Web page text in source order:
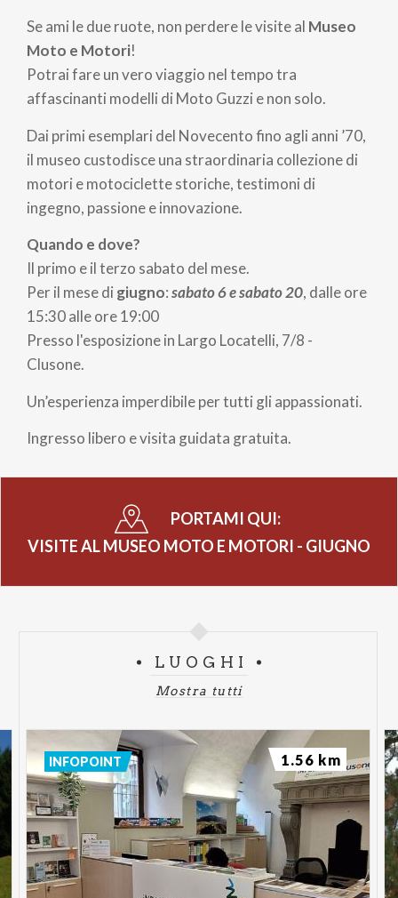
di
pane
Se ami le due ruote, non perdere le visite al Museo
Moto e Motori!
Potrai fare un vero viaggio nel tempo tra
affascinanti modelli di Moto Guzzi e non solo.
Dai primi esemplari del Novecento fino agli anni ’70,
il museo custodisce una straordinaria collezione di
motori e motociclette storiche, testimoni di
ingegno, passione e innovazione.
Quando e dove?
Il primo e il terzo sabato del mese.
Per il mese di giugno:sabato 6 e sabato 20, dalle ore
15:30 alle ore 19:00
Presso l'esposizione in Largo Locatelli, 7/8 -
Clusone.
Un’esperienza imperdibile per tutti gli appassionati.
Ingresso libero e visita guidata gratuita.
PORTAMI QUI:
VISITE AL MUSEO MOTO E MOTORI - GIUGNO
LUOGHI
Mostra tutti
INFOPOINT 1.56 km